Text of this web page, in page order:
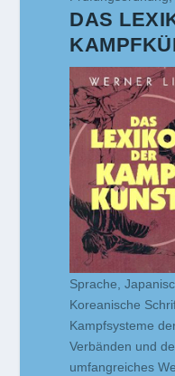
DAS
Sprache,
Koreanische
Kampfsysteme
Verbänden und
umfangreiches